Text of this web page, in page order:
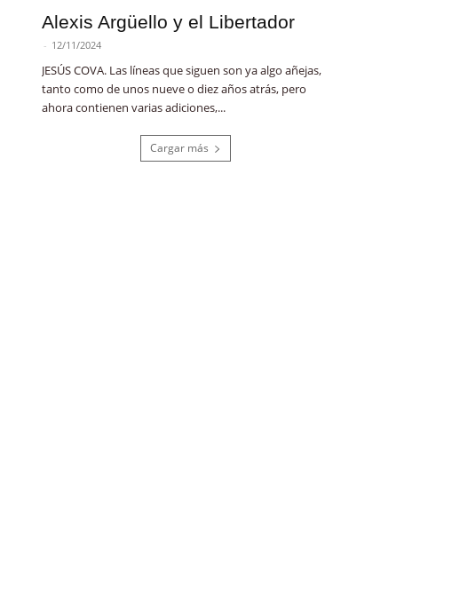
Alexis Argüello y el Libertador
- 12/11/2024
JESÚS COVA. Las líneas que siguen son ya algo añejas,
tanto como de unos nueve o diez años atrás, pero
ahora contienen varias adiciones,...
Cargar más